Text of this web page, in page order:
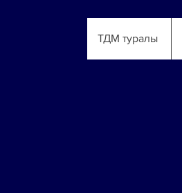
ТДМ туралы